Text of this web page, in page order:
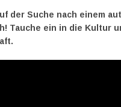
der Suche nach einem
Tauche ein in die Kultur